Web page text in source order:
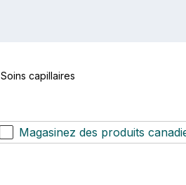
Soins capillaires
Magasinez des produits